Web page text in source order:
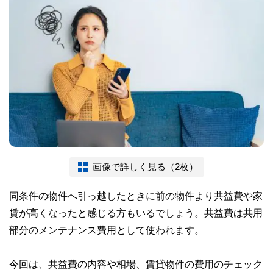
画像で詳しく見る（2枚）
同条件の物件へ引っ越したときに前の物件より共益費や家
賃が高くなったと感じる方もいるでしょう。共益費は共用
部分のメンテナンス費用として使われます。
今回は、共益費の内容や相場、賃貸物件の費用のチェック